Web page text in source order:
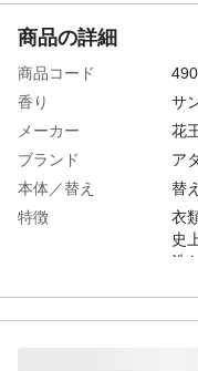
商品の詳細
商品コード
香り
サ
メーカー
花
ブランド
ア
本体／替え
替え
特徴
衣
史
洗